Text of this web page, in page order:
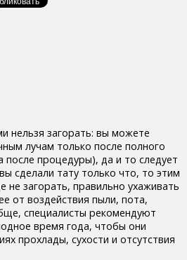
нельзя загорать: вы можете
лучам только после полного
после процедуры), да и то следует
сделали тату только что, то этим
загорать, правильно ухаживать
от воздействия пыли, пота,
специалисты рекомендуют
время года, чтобы они
прохлады, сухости и отсутствия